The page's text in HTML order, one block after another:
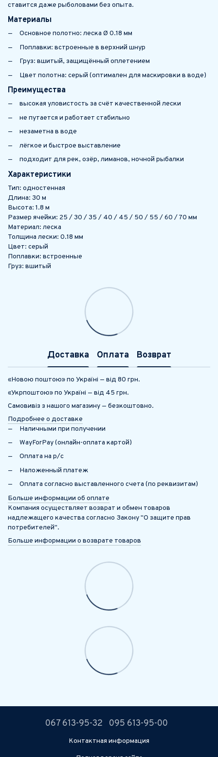
ставится даже рыболовами без опыта.
Материалы
Основное полотно: леска Ø 0.18 мм
Поплавки: встроенные в верхний шнур
Груз: вшитый, защищённый оплетением
Цвет полотна: серый (оптимален для маскировки в воде)
Преимущества
высокая уловистость за счёт качественной лески
не путается и работает стабильно
незаметна в воде
лёгкое и быстрое выставление
подходит для рек, озёр, лиманов, ночной рыбалки
Характеристики
Тип: одностенная
Длина: 30 м
Высота: 1.8 м
Размер ячейки: 25 / 30 / 35 / 40 / 45 / 50 / 55 / 60 / 70 мм
Материал: леска
Толщина лески: 0.18 мм
Цвет: серый
Поплавки: встроенные
Груз: вшитый
Доставка Оплата Возврат
«Новою поштою» по Україні — від 80 грн.
«Укрпоштою» по Україні — від 45 грн.
Самовивіз з нашого магазину — безкоштовно.
Подробнее о доставке
Наличными при получении
WayForPay (онлайн-оплата картой)
Оплата на р/с
Наложенный платеж
Оплата согласно выставленного счета (по реквизитам)
Больше информации об оплате
Компания осуществляет возврат и обмен товаров
надлежащего качества согласно Закону "О защите прав
потребителей".
Больше информации о возврате товаров
067 613-95-32 095 613-95-00
Контактная информация